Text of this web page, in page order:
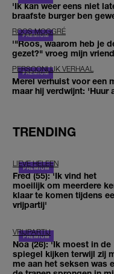
'Ik kan weer eens niet
braafste burger ben
ROOS MOGGRÉ
'"Roos, waarom heb je
gezet?" vroeg mijn
PERSOONLIJK VERHAAL
Merel verhuist voor een
maar hij verdwijnt: 'Huur
TRENDING
LIEVE HELEEN
Fred (55): 'Ik vind het
moeilijk om meerdere
klaar te komen tijdens
vrijpartij'
VRIJPARTIJ
Noa (26): 'Ik moest in de
spiegel kijken terwijl zij
me aan het seksen was